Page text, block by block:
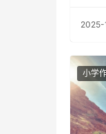
2025-
小学